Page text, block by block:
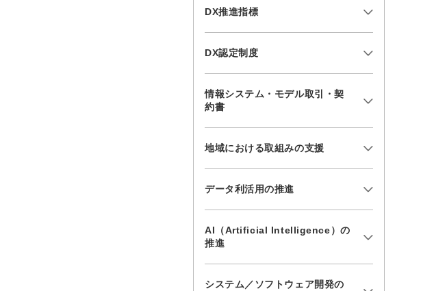
DX推進指標
DX認定制度
情報システム・モデル取引・契
約書
地域における取組みの支援
データ利活用の推進
AI（Artificial Intelligence）の
推進
システム／ソフトウェア開発の